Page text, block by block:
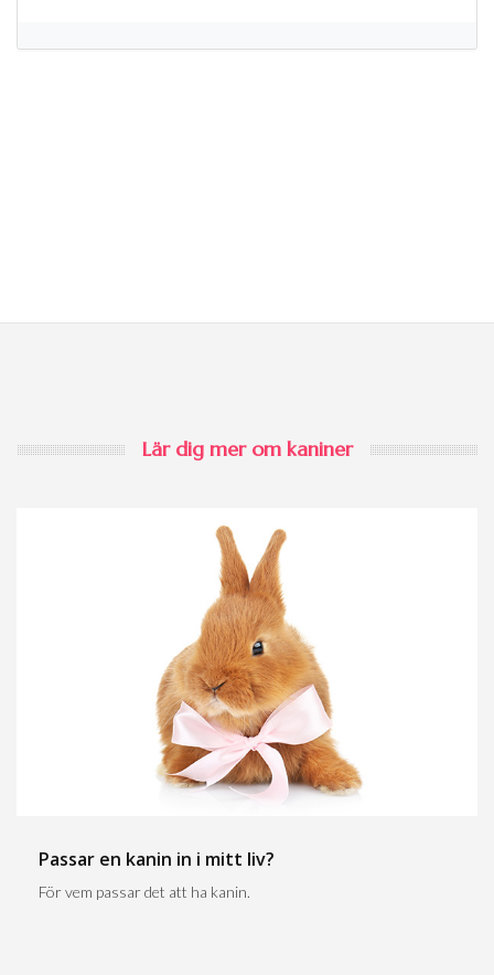
Lär dig mer om kaniner
Passar en kanin in i mitt liv?
För vem passar det att ha kanin.